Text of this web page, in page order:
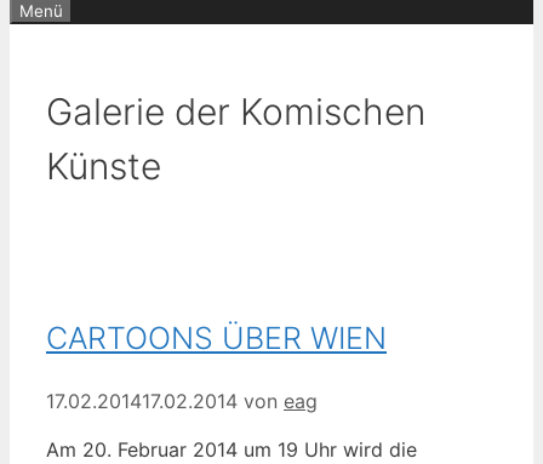
Menü
Galerie der Komischen
Künste
CARTOONS ÜBER WIEN
17.02.201417.02.2014 von eag
Am 20. Februar 2014 um 19 Uhr wird die